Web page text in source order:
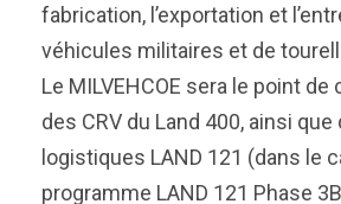
fabrication, l’exportation et
véhicules militaires et de
Le MILVEHCOE sera le point
des CRV du Land 400, ainsi
logistiques LAND 121 (dans le
programme LAND 121 Phase